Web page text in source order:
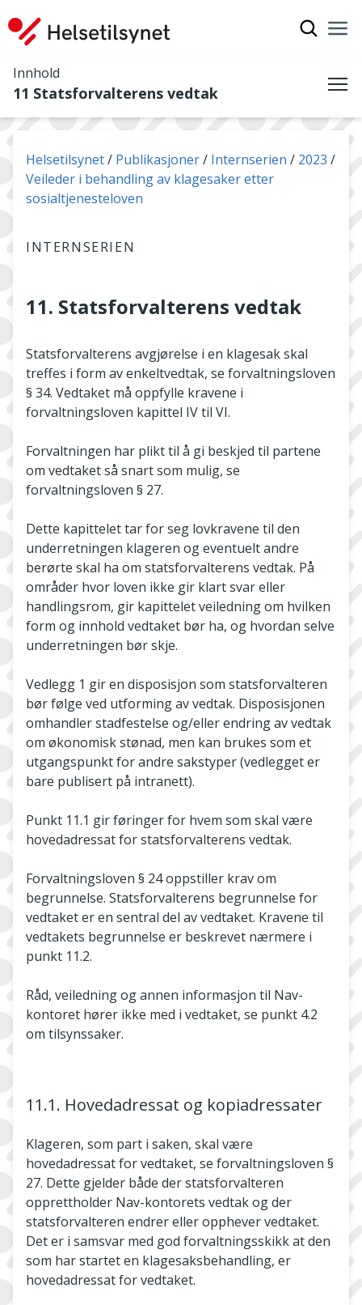
Innhold
11 Statsforvalterens vedtak
Du er her:
Helsetilsynet Publikasjoner Internserien
2023
Veileder i behandling av klagesaker etter
sosialtjenesteloven
INTERNSERIEN
11. Statsforvalterens vedtak
Statsforvalterens avgjørelse i en klagesak skal
treffes i form av enkeltvedtak, se forvaltningsloven
§ 34. Vedtaket må oppfylle kravene i
forvaltningsloven kapittel IV til VI.
Forvaltningen har plikt til å gi beskjed til partene
om vedtaket så snart som mulig, se
forvaltningsloven § 27.
Dette kapittelet tar for seg lovkravene til den
underretningen klageren og eventuelt andre
berørte skal ha om statsforvalterens vedtak. På
områder hvor loven ikke gir klart svar eller
handlingsrom, gir kapittelet veiledning om hvilken
form og innhold vedtaket bør ha, og hvordan selve
underretningen bør skje.
Vedlegg 1 gir en disposisjon som statsforvalteren
bør følge ved utforming av vedtak. Disposisjonen
omhandler stadfestelse og/eller endring av vedtak
om økonomisk stønad, men kan brukes som et
utgangspunkt for andre sakstyper (vedlegget er
bare publisert på intranett).
Punkt 11.1 gir føringer for hvem som skal være
hovedadressat for statsforvalterens vedtak.
Forvaltningsloven § 24 oppstiller krav om
begrunnelse. Statsforvalterens begrunnelse for
vedtaket er en sentral del av vedtaket. Kravene til
vedtakets begrunnelse er beskrevet nærmere i
punkt 11.2.
Råd, veiledning og annen informasjon til Nav­-
kontoret hører ikke med i vedtaket, se punkt 4.2
om tilsynssaker.
11.1. Hovedadressat og kopiadressater
Klageren, som part i saken, skal være
hovedadressat for vedtaket, se forvaltningsloven §
27. Dette gjelder både der statsforvalteren
opprettholder Nav-kontorets vedtak og der
statsforvalteren endrer eller opphever vedtaket.
Det er i samsvar med god forvaltningsskikk at den
som har startet en klagesaksbehandling, er
hovedadressat for vedtaket.